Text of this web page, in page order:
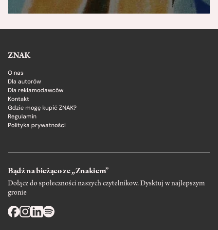
ZNAK
O nas
Dla autorów
Dla reklamodawców
Kontakt
Gdzie mogę kupić ZNAK?
Regulamin
Polityka prywatności
Bądź na bieżąco ze „Znakiem”
Dołącz do społeczności naszych czytelnikow. Dysktuj w najlepszym
gronie